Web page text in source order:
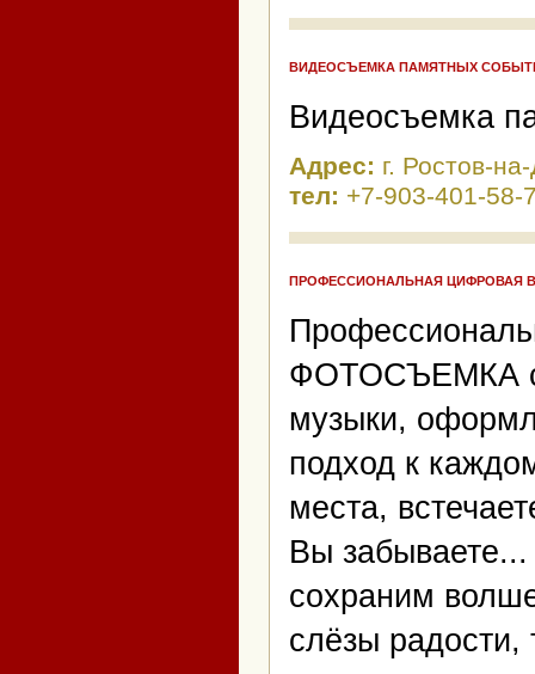
ВИДЕОСЪЕМКА ПАМЯТНЫХ
Видеосъемка
Адрес: г. Ростов-
тел: +7-903-401-58-
ПРОФЕССИОНАЛЬНАЯ ЦИФРОВАЯ
ФОТОСЪЕМКА
музыки,
подход к
места,
Вы
сохраним
слёзы радости,